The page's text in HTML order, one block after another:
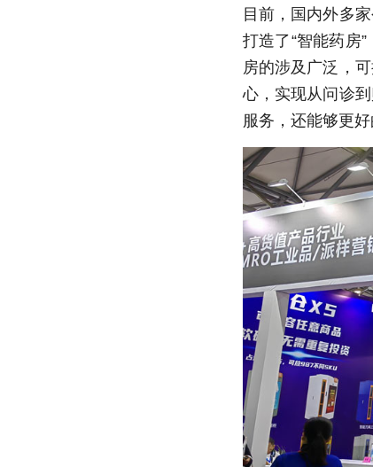
目前，国内外多
打造了“智能药房
房的涉及广泛，
心，实现从问诊
服务，还能够更好